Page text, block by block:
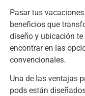
Pasar tus
beneficios que
diseño y ubicación
encontrar en las
convencionales.
Una de las ventajas
pods están